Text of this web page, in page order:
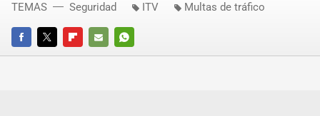
FACEBOOKTWITTERFLIPBOARD
E-
WHATSAPP
TEMAS Seguridad ITV Multas de tráfico